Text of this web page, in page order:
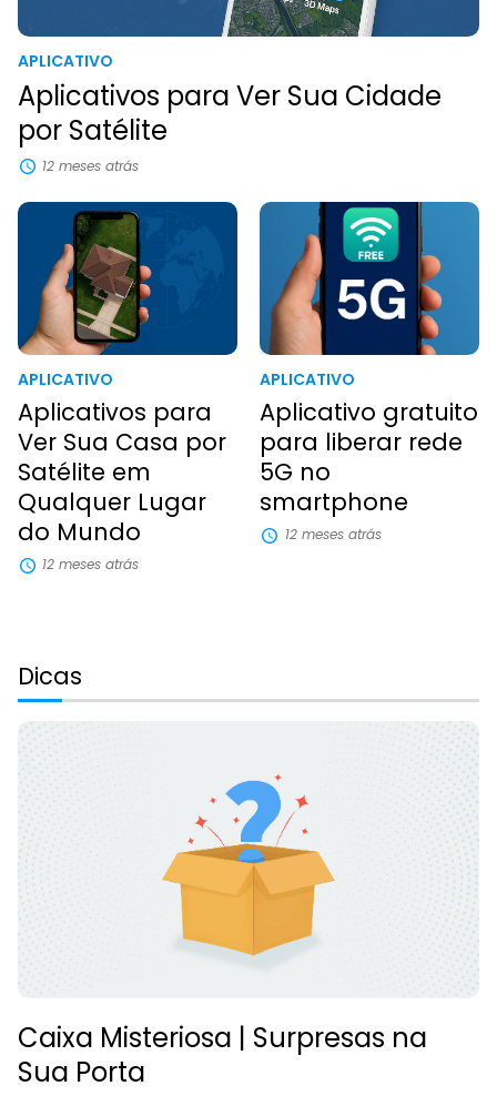
APLICATIVO
Aplicativos para Ver Sua Cidade
por Satélite
12 meses atrás
APLICATIVO
Aplicativos para
Ver Sua Casa por
Satélite em
Qualquer Lugar
do Mundo
12 meses atrás
APLICATIVO
Aplicativo gratuito
para liberar rede
5G no
smartphone
12 meses atrás
Dicas
Caixa Misteriosa | Surpresas na
Sua Porta